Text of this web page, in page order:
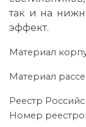
так и на
эффект.
Материал
Материал
Реестр
Номер